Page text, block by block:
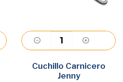
Agregar
Cuchillo Carnicero
Jenny